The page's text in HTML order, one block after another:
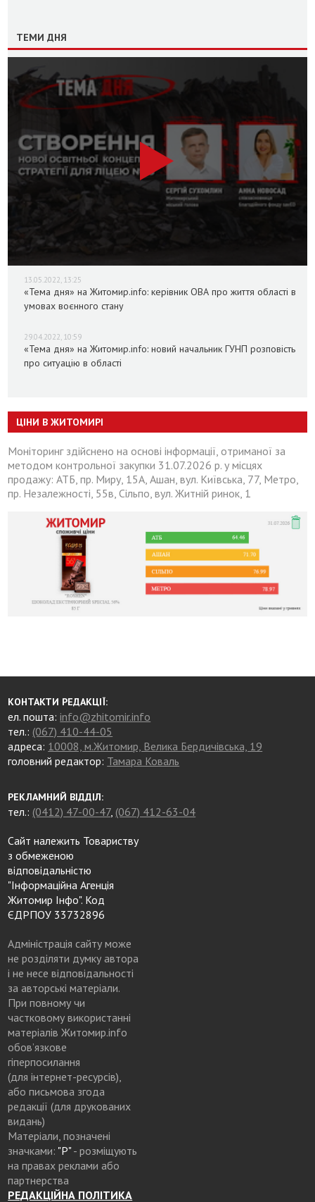
ТЕМИ ДНЯ
13.05.2022, 13:25
«Тема дня» на Житомир.info: керівник ОВА про життя області в
умовах воєнного стану
29.04.2022, 10:59
«Тема дня» на Житомир.info: новий начальник ГУНП розповість
про ситуацію в області
ЦІНИ В ЖИТОМИРІ
Моніторинг здійснено на основі інформації, отриманої за
методом контрольної закупки 31.07.2026 р. у місцях
продажу: АТБ, пр. Миру, 15А, Ашан, вул. Київська, 77, Метро,
пр. Незалежності, 55в, Сільпо, вул. Житній ринок, 1
КОНТАКТИ РЕДАКЦІЇ:
ел. пошта:info@zhitomir.info
тел.: (067) 410-44-05
адреса: 10008, м.Житомир, Велика Бердичівська, 19
головний редактор: Тамара Коваль
РЕКЛАМНИЙ ВІДДІЛ:
тел.: (0412) 47-00-47, (067) 412-63-04
Сайт належить Товариству
з обмеженою
відповідальністю
"Інформаційна Агенція
Житомир Інфо". Код
ЄДРПОУ 33732896
Адміністрація сайту може
не розділяти думку автора
і не несе відповідальності
за авторські матеріали.
При повному чи
частковому використанні
матеріалів Житомир.info
обов’язкове
гіперпосилання
(для інтернет-ресурсів),
або письмова згода
редакції (для друкованих
видань)
Матеріали, позначені
значками: "Р"- розміщують
на правах реклами або
партнерства
РЕДАКЦІЙНА ПОЛІТИКА